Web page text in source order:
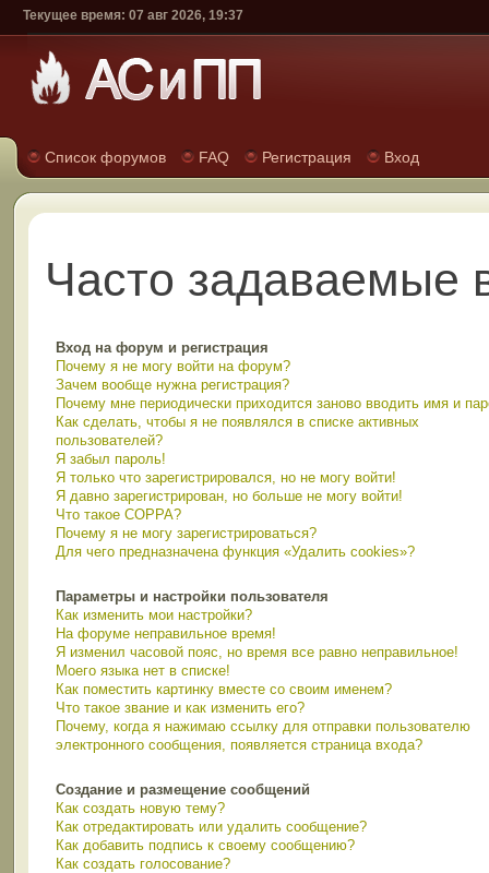
Текущее время: 07 авг 2026, 19:37
Список форумов FAQ Регистрация Вход
Часто задаваемые
Вход на форум и регистрация
Почему я не могу войти на форум?
Зачем вообще нужна регистрация?
Почему мне периодически приходится заново вводить имя и
Как сделать, чтобы я не появлялся в списке активных
пользователей?
Я забыл пароль!
Я только что зарегистрировался, но не могу войти!
Я давно зарегистрирован, но больше не могу войти!
Что такое COPPA?
Почему я не могу зарегистрироваться?
Для чего предназначена функция «Удалить cookies»?
Параметры и настройки пользователя
Как изменить мои настройки?
На форуме неправильное время!
Я изменил часовой пояс, но время все равно неправильное!
Моего языка нет в списке!
Как поместить картинку вместе со своим именем?
Что такое звание и как изменить его?
Почему, когда я нажимаю ссылку для отправки пользователю
электронного сообщения, появляется страница входа?
Создание и размещение сообщений
Как создать новую тему?
Как отредактировать или удалить сообщение?
Как добавить подпись к своему сообщению?
Как создать голосование?